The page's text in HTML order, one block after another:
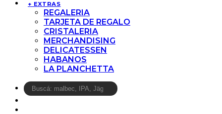
+ EXTRAS
REGALERIA
TARJETA DE REGALO
CRISTALERIA
MERCHANDISING
DELICATESSEN
HABANOS
LA PLANCHETTA